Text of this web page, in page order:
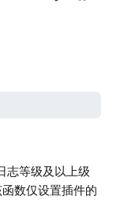
志等级及以上级
数仅设置插件的